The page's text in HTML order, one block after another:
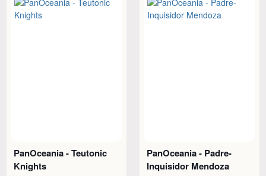
PanOceania - Teutonic
Knights
PanOceania - Padre-
Inquisidor Mendoza